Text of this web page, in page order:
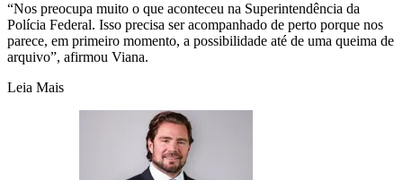
“Nos preocupa muito o que aconteceu na Superintendência da
Polícia Federal. Isso precisa ser acompanhado de perto porque nos
parece, em primeiro momento, a possibilidade até de uma queima de
arquivo”, afirmou Viana.
Leia Mais